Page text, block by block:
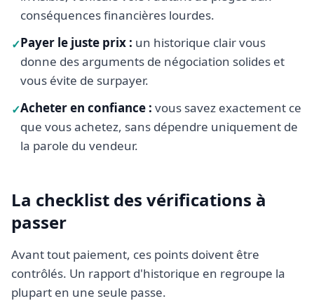
conséquences financières lourdes.
✓Payer le juste prix : un historique clair vous
donne des arguments de négociation solides et
vous évite de surpayer.
✓Acheter en confiance : vous savez exactement ce
que vous achetez, sans dépendre uniquement de
la parole du vendeur.
La checklist des vérifications à
passer
Avant tout paiement, ces points doivent être
contrôlés. Un rapport d'historique en regroupe la
plupart en une seule passe.